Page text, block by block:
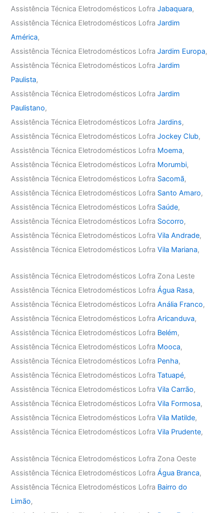
Assistência Técnica Eletrodomésticos LofraJabaquara,
Assistência Técnica Eletrodomésticos LofraJardim
América,
Assistência Técnica Eletrodomésticos LofraJardim Europa,
Assistência Técnica Eletrodomésticos LofraJardim
Paulista,
Assistência Técnica Eletrodomésticos LofraJardim
Paulistano,
Assistência Técnica Eletrodomésticos LofraJardins,
Assistência Técnica Eletrodomésticos LofraJockey Club,
Assistência Técnica Eletrodomésticos Lofra Moema,
Assistência Técnica Eletrodomésticos Lofra Morumbi,
Assistência Técnica Eletrodomésticos Lofra Sacomã,
Assistência Técnica Eletrodomésticos Lofra Santo Amaro,
Assistência Técnica Eletrodomésticos Lofra Saúde,
Assistência Técnica Eletrodomésticos Lofra Socorro,
Assistência Técnica Eletrodomésticos LofraVila Andrade,
Assistência Técnica Eletrodomésticos LofraVila Mariana,
Assistência Técnica Eletrodomésticos Lofra Zona Leste
Assistência Técnica Eletrodomésticos LofraÁgua Rasa,
Assistência Técnica Eletrodomésticos LofraAnália Franco,
Assistência Técnica Eletrodomésticos LofraAricanduva,
Assistência Técnica Eletrodomésticos Lofra Belém,
Assistência Técnica Eletrodomésticos Lofra Mooca,
Assistência Técnica Eletrodomésticos Lofra Penha,
Assistência Técnica Eletrodomésticos LofraTatuapé,
Assistência Técnica Eletrodomésticos LofraVila Carrão,
Assistência Técnica Eletrodomésticos LofraVila Formosa,
Assistência Técnica Eletrodomésticos LofraVila Matilde,
Assistência Técnica Eletrodomésticos LofraVila Prudente,
Assistência Técnica Eletrodomésticos Lofra Zona Oeste
Assistência Técnica Eletrodomésticos LofraÁgua Branca,
Assistência Técnica Eletrodomésticos Lofra Bairro do
Limão,